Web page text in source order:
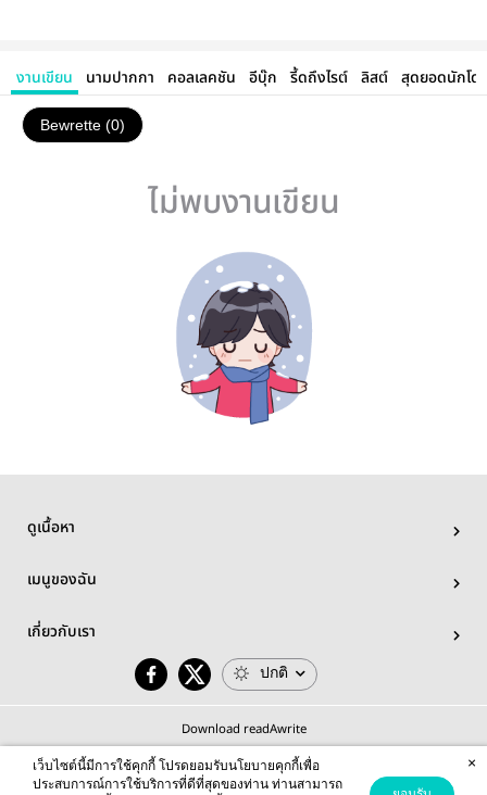
งานเขียน นามปากกา คอลเลคชัน อีบุ๊ก รี้ดถึงไรต์ ลิสต์ สุดยอดนักโด
Bewrette (0)
ไม่พบงานเขียน
ดูเนื้อหา
เมนูของฉัน
เกี่ยวกับเรา
ปกติ
Download readAwrite
เว็บไซต์นี้มีการใช้คุกกี้ โปรดยอมรับนโยบายคุกกี้เพื่อ
ประสบการณ์การใช้บริการที่ดีที่สุดของท่าน ท่านสามารถ
×